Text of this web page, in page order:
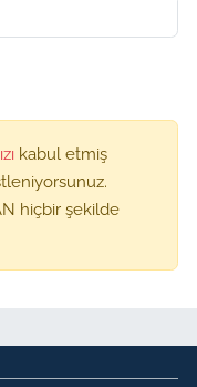
kabul etmiş
hiçbir şekilde